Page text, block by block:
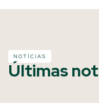
NOTÍCIAS
Últimas